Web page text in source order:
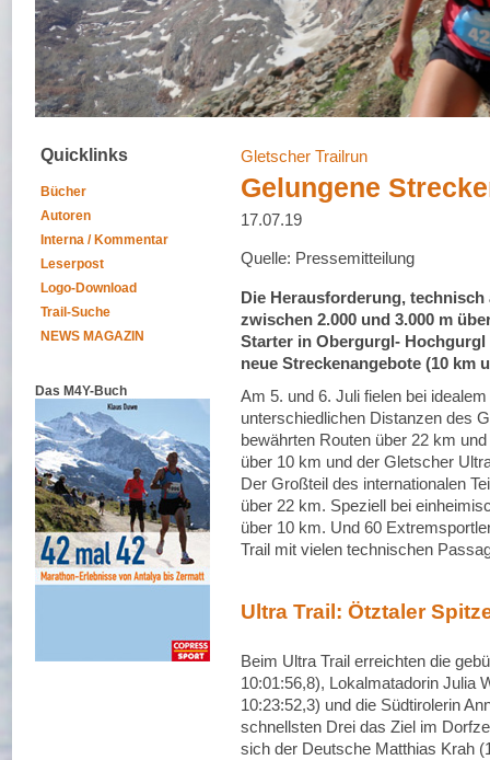
Quicklinks
Bücher
Autoren
Interna / Kommentar
Leserpost
Logo-Download
Trail-Suche
NEWS MAGAZIN
Das M4Y-Buch
Gletscher Trailrun
Gelungene
17.07.19
Quelle: Pressemitteilung
Die Herausforderung,
zwischen 2.000 und 3.000 m
Starter in Obergurgl-
neue Streckenangebote (10 km
Am 5. und 6. Juli fielen bei
unterschiedlichen Distanzen des
bewährten Routen über 22 km
über 10 km und der Gletscher
Der Großteil des internationalen
über 22 km. Speziell bei
über 10 km. Und 60
Trail mit vielen technischen
Ultra Trail: Ötztaler
Beim Ultra Trail erreichten die
10:01:56,8), Lokalmatadorin Julia
10:23:52,3) und die Südtirolerin
schnellsten Drei das Ziel im
sich der Deutsche Matthias Krah